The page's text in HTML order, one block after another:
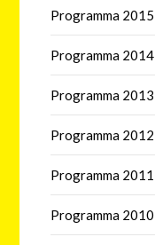
Programma 2015
Programma 2014
Programma 2013
Programma 2012
Programma 2011
Programma 2010